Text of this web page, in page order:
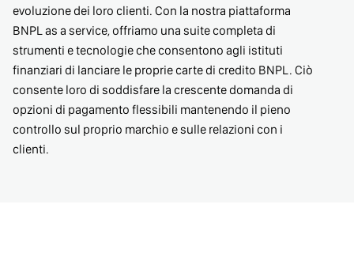
evoluzione dei loro clienti. Con la nostra piattaforma
BNPL as a service, offriamo una suite completa di
strumenti e tecnologie che consentono agli istituti
finanziari di lanciare le proprie carte di credito BNPL. Ciò
consente loro di soddisfare la crescente domanda di
opzioni di pagamento flessibili mantenendo il pieno
controllo sul proprio marchio e sulle relazioni con i
clienti.